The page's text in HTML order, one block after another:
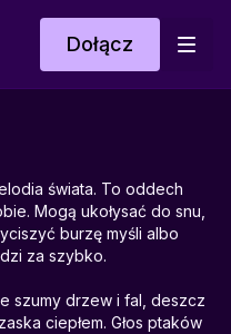
Dołącz
świata. To oddech
Mogą ukołysać do snu,
burzę myśli albo
za szybko.
szumy drzew i fal, deszcz
ciepłem. Głos ptaków